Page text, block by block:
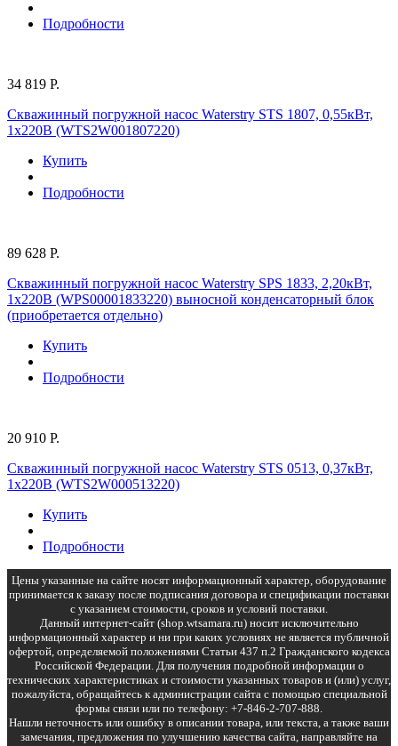
Подробности
34 819 Р.
Скважинный погружной насос Waterstry STS 1807, 0,55кВт,
1х220В (WTS2W001807220)
Купить
Подробности
89 628 Р.
Скважинный погружной насос Waterstry SPS 1833, 2,20кВт,
1х220В (WPS00001833220) выносной конденсаторный блок
(приобретается отдельно)
Купить
Подробности
20 910 Р.
Скважинный погружной насос Waterstry STS 0513, 0,37кВт,
1х220В (WTS2W000513220)
Купить
Подробности
Цены указанные на сайте носят информационный характер, оборудование
принимается к заказу после подписания договора и спецификации поставки
с указанием стоимости, сроков и условий поставки.
Данный интернет-сайт (shop.wtsamara.ru) носит исключительно
информационный характер и ни при каких условиях не является публичной
офертой, определяемой положениями Статьи 437 п.2 Гражданского кодекса
Российской Федерации. Для получения подробной информации о
технических характеристиках и стоимости указанных товаров и (или) услуг,
пожалуйста, обращайтесь к администрации сайта с помощью специальной
формы связи или по телефону: +7-846-2-707-888.
Нашли неточность или ошибку в описании товара, или текста, а также ваши
замечания, предложения по улучшению качества сайта, направляйте на